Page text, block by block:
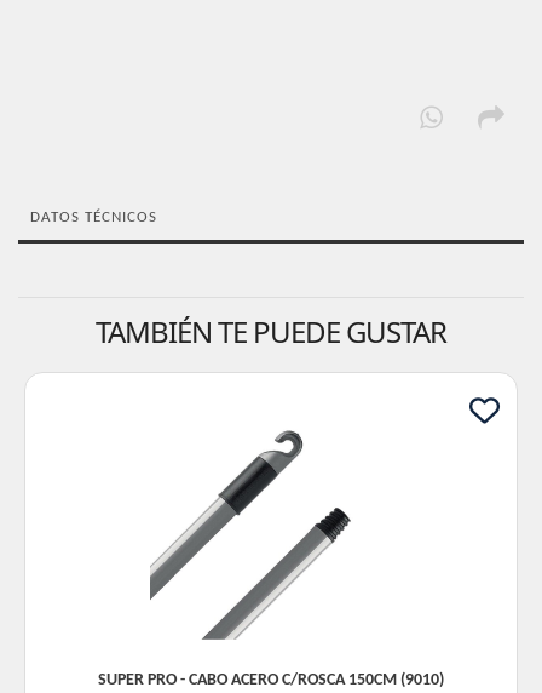
DATOS TÉCNICOS
TAMBIÉN TE PUEDE GUSTAR
SUPER PRO - CABO ACERO C/ROSCA 150CM (9010)